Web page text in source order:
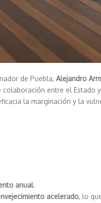
de Puebla, Alejandro
colaboración entre el Estado
la marginación y la
anual.
acelerado, lo